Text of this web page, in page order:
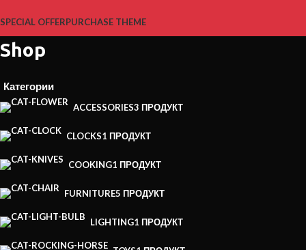
SPECIAL OFFERPURCHASE THEME
Shop
Категории
ACCESSORIES3 ПРОДУКТ
CLOCKS1 ПРОДУКТ
COOKING1 ПРОДУКТ
FURNITURE5 ПРОДУКТ
LIGHTING1 ПРОДУКТ